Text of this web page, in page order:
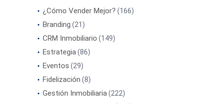
¿Cómo Vender Mejor? (166)
Branding (21)
CRM Inmobiliario (149)
Estrategia(86)
Eventos (29)
Fidelización (8)
Gestión Inmobiliaria(222)